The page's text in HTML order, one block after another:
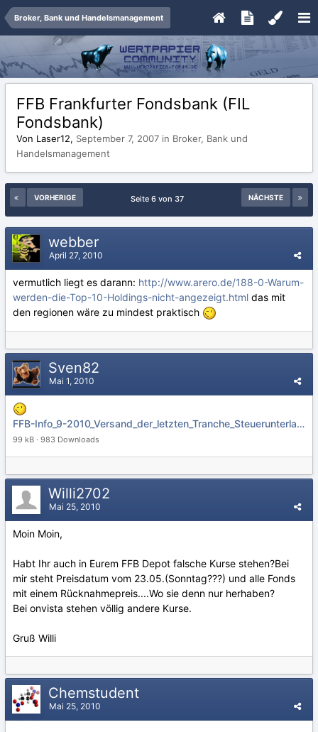
Broker, Bank und Handelsmanagement
FFB Frankfurter Fondsbank (FIL
Fondsbank)
Von Laser12, September 7, 2007 in Broker, Bank und
Handelsmanagement
VORHERIGE NÄCHSTE
Seite 6 von 37
webber
April 27, 2010
vermutlich liegt es darann: http://www.arero.de/188-0-Warum-
werden-die-Top-10-Holdings-nicht-angezeigt.html das mit
den regionen wäre zu mindest praktisch
Sven82
Mai 1, 2010
FFB-Info_9-2010_Versand_der_letzten_Tranche_Steuerunterlagen_2009.pdf
99 kB · 983 Downloads
Willi2702
Mai 25, 2010
Moin Moin,
Habt Ihr auch in Eurem FFB Depot falsche Kurse stehen?Bei
mir steht Preisdatum vom 23.05.(Sonntag???) und alle Fonds
mit einem Rücknahmepreis....Wo sie denn nur herhaben?
Bei onvista stehen völlig andere Kurse.
Gruß Willi
Chemstudent
Mai 25, 2010